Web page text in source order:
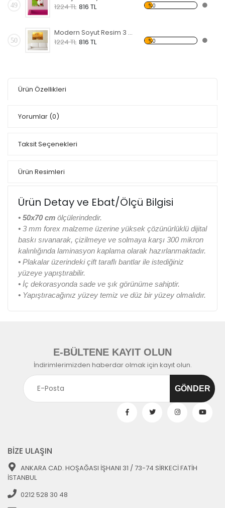
49
1224 TL 816 TL %0
50
Modern Soyut Resim 3 Forex Tablo
1224 TL 816 TL %0
Ürün Özellikleri
Yorumlar (0)
Taksit Seçenekleri
Ürün Resimleri
Ürün Detay ve Ebat/Ölçü Bilgisi
• 50x70 cm ölçülerindedir.
• 3 mm forex malzeme üzerine yüksek çözünürlüklü dijital
baskı sıvanarak, çizilmeye ve solmaya karşı 300 mikron
kalınlığında laminasyon kaplama olarak hazırlanmaktadır.
• Plakalar üzerindeki çift taraflı bantlar ile istediğiniz
yüzeye yapıştırabilir.
• İç dekorasyonda sade ve şık görünüme sahiptir.
• Yapıştıracağınız yüzey temiz ve düz bir yüzey olmalıdır.
E-BÜLTENE KAYIT OLUN
İndirimlerimizden haberdar olmak için kayıt olun.
BİZE ULAŞIN
ANKARA CAD. HOŞAĞASI İŞHANI 31 / 73-74 SİRKECİ FATİH
İSTANBUL
0212 528 30 48